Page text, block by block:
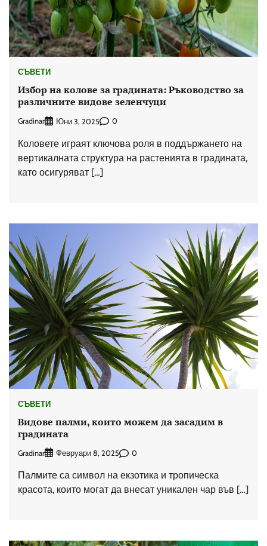
СЪВЕТИ
Избор на колове за градината: Ръководство за
различните видове зеленчуци
Gradinar Юни 3, 2025 0
Коловете играят ключова роля в поддържането на
вертикалната структура на растенията в градината,
като осигуряват […]
СЪВЕТИ
Видове палми, които можем да засадим в
градината
Gradinar Февруари 8, 2025 0
Палмите са символ на екзотика и тропическа
красота, които могат да внесат уникален чар във […]